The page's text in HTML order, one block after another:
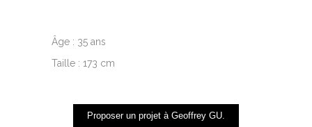
Âge : 35 ans
Taille : 173 cm
Proposer un projet à Geoffrey GU.